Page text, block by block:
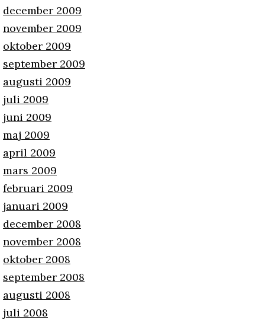
december 2009
november 2009
oktober 2009
september 2009
augusti 2009
juli 2009
juni 2009
maj 2009
april 2009
mars 2009
februari 2009
januari 2009
december 2008
november 2008
oktober 2008
september 2008
augusti 2008
juli 2008